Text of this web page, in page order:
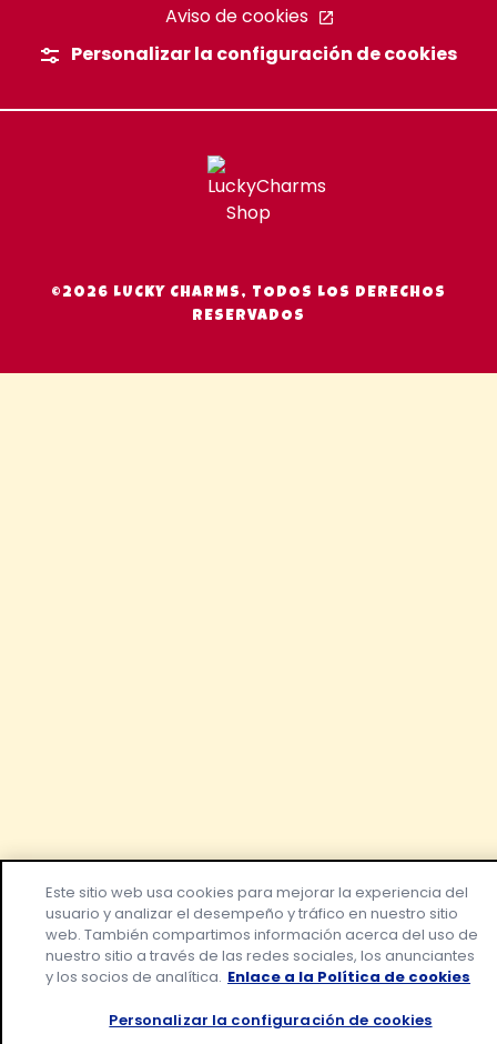
Aviso de cookies
Personalizar la configuración de cookies
©2026 LUCKY CHARMS, TODOS LOS DERECHOS
RESERVADOS
Este sitio web usa cookies para mejorar la experiencia del
usuario y analizar el desempeño y tráfico en nuestro sitio
web. También compartimos información acerca del uso de
nuestro sitio a través de las redes sociales, los anunciantes
y los socios de analítica. Enlace a la Política de cookies
Personalizar la configuración de cookies